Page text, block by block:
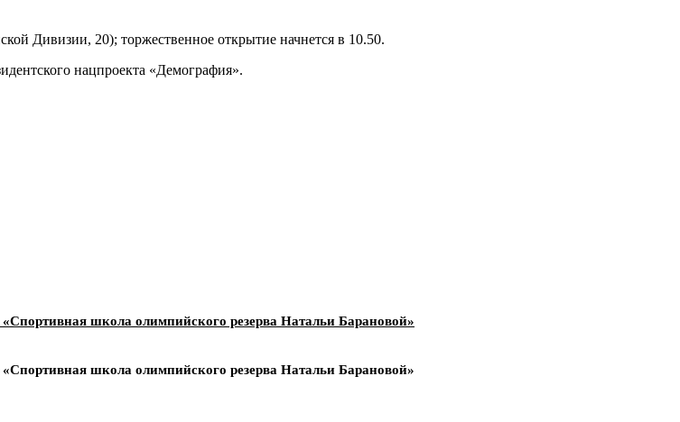
Дивизии, 20); торжественное открытие начнется в 10.50.
нацпроекта «Демография».
школа олимпийского резерва Натальи Барановой»
школа олимпийского резерва Натальи Барановой»